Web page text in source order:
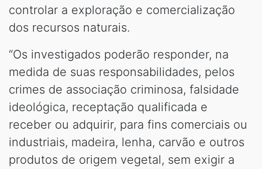
controlar a exploração e comercialização
dos recursos naturais.
“Os investigados poderão responder, na
medida de suas responsabilidades, pelos
crimes de associação criminosa, falsidade
ideológica, receptação qualificada e
receber ou adquirir, para fins comerciais ou
industriais, madeira, lenha, carvão e outros
produtos de origem vegetal, sem exigir a